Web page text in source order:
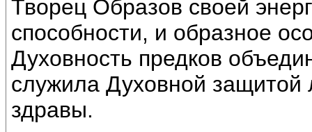
Творец Образов своей
способности, и образное
Духовность предков
служила Духовной
здравы.